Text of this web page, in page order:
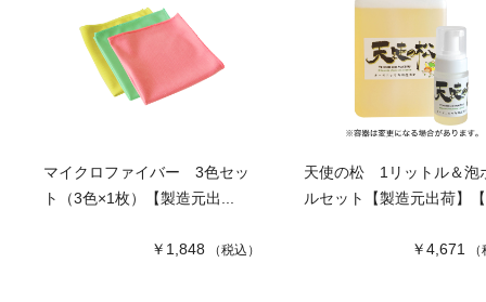
マイクロファイバー 3色セッ
ト（3色×1枚）【製造元出...
￥1,848 （税込）
天使の松 1リットル＆泡
ルセット【製造元出荷】
￥4,671